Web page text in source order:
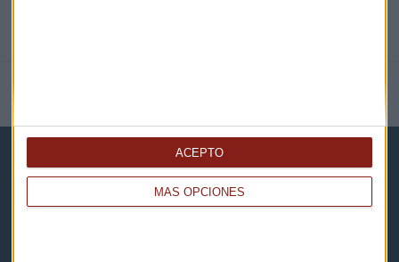
MÁS OPCIONES
ACEPTO
NOTICIAS RELACIONADAS